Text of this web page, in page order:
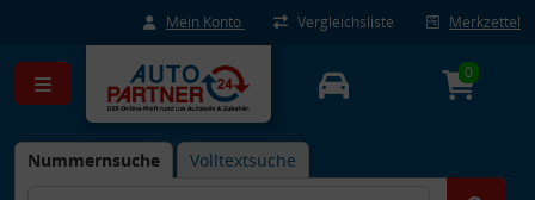
Mein Konto Vergleichsliste Merkzettel
Nummernsuche Volltextsuche
0